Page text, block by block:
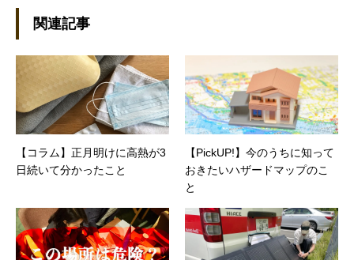
ージ（SAN/NAS/LTO/SASなど）、セキュリテ
ィ（BIOS/UTM/情報漏えい対策/デザスタリカバ
リ/内部統制・コンプライアンス/ネットワーク
セキュリティ/メールセキュリティなど）、ネッ
トワーク（KVMスイッチ/グループウェア/サー
バ/資産管理/シンクライアント/ホスティングな
ど）、その他（.NET/BI/カタログ/各種戦略/導入
事例/パートナー取材など）…ほか、多数執筆。
●連絡先 メール：kenta@office-mica.com
関連記事
【コラム】正月明けに高熱が3
日続いて分かったこと
【PickUP!】今のうちに知って
おきたいハザードマップのこ
と